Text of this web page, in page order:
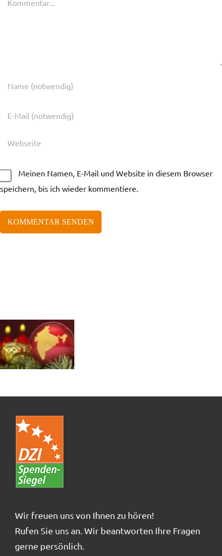
Meinen Namen, E-Mail und Website in diesem Browser
speichern, bis ich wieder kommentiere.
Wir freuen uns von Ihnen zu hören!
Rufen Sie uns an. Wir beantworten Ihre Fragen
gerne persönlich.